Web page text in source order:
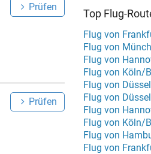
Prüfen
Prüfen
Top Flug-
Flug von
Flug von
Flug von
Flug von Köln/
Flug von
Flug von
Flug von
Flug von Köln/
Flug von
Flug von